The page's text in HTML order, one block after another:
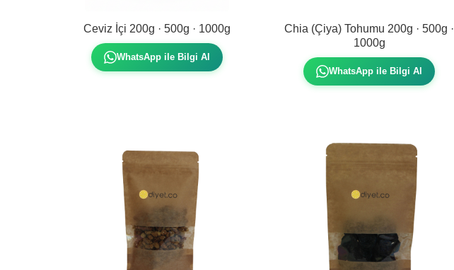
Ceviz İçi 200g · 500g · 1000g
WhatsApp ile Bilgi Al
Chia (Çiya) Tohumu 200g · 500g ·
1000g
WhatsApp ile Bilgi Al